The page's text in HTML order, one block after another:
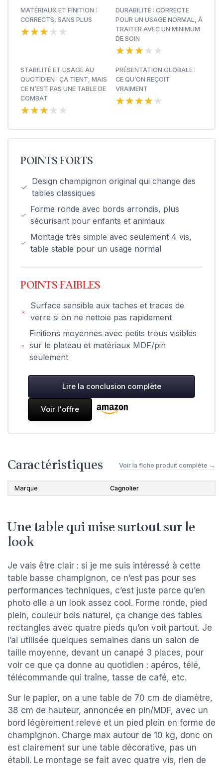
MATÉRIAUX ET FINITION :
CORRECTS, SANS PLUS
★★★★★
★★★★★
DURABILITÉ : CORRECTE
POUR UN USAGE NORMAL, À
TRAITER AVEC UN MINIMUM
DE SOIN
★★★★★
★★★★★
STABILITÉ ET USAGE AU
QUOTIDIEN : ÇA TIENT, MAIS
CE N’EST PAS UNE TABLE DE
COMBAT
★★★★★
★★★★★
PRÉSENTATION GLOBALE :
CE QU’ON REÇOIT
VRAIMENT
★★★★★
★★★★★
POINTS FORTS
Design champignon original qui change des
tables classiques
Forme ronde avec bords arrondis, plus
sécurisant pour enfants et animaux
Montage très simple avec seulement 4 vis,
table stable pour un usage normal
POINTS FAIBLES
Surface sensible aux taches et traces de
verre si on ne nettoie pas rapidement
Finitions moyennes avec petits trous visibles
sur le plateau et matériaux MDF/pin
seulement
Lire la conclusion complète
Voir l'offre
Caractéristiques Voir la fiche produit complète →
Marque Cagnolier
Une table qui mise surtout sur le
look
Je vais être clair : si je me suis intéressé à cette
table basse champignon, ce n’est pas pour ses
performances techniques, c’est juste parce qu’en
photo elle a un look assez cool. Forme ronde, pied
plein, couleur bois naturel, ça change des tables
rectangles avec quatre pieds qu’on voit partout. Je
l’ai utilisée quelques semaines dans un salon de
taille moyenne, devant un canapé 3 places, pour
voir ce que ça donne au quotidien : apéros, télé,
télécommande qui traîne, tasse de café, etc.
Sur le papier, on a une table de 70 cm de diamètre,
38 cm de hauteur, annoncée en pin/MDF, avec un
bord légèrement relevé et un pied plein en forme de
champignon. Charge max autour de 10 kg, donc on
est clairement sur une table décorative, pas un
établi. Le montage se fait avec quatre vis, rien de